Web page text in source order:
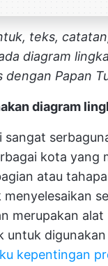
teks,
diagram
dengan Papan
diagram
sangat
kota yang
atau
merupakan alat
untuk
kepentingan